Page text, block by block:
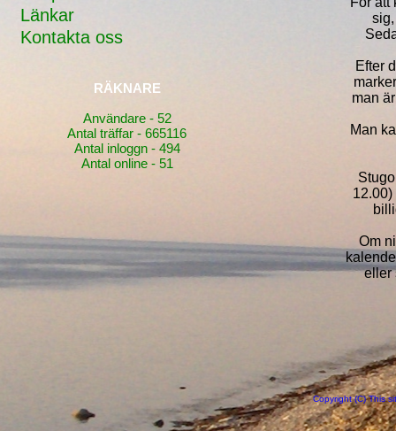
Länkar
Kontakta oss
RÄKNARE
Användare - 52
Antal träffar - 665116
Antal inloggn - 494
Antal online - 51
Efter
man
Man
Om
eller
Copyright (C) This